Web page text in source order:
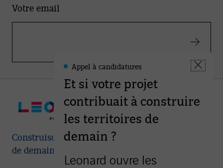
Votre email
Valider
Construisons ensemble les villes et territoires
de demain
Leonard
-
Informations
Fermer
Appel à candidatures
Et si votre projet
contribuait à construire
les territoires de
demain ?
Leonard ouvre les